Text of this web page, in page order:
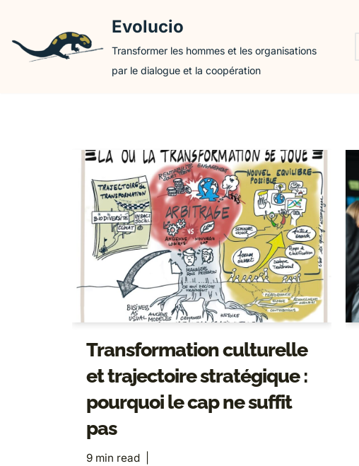
Aller
Evolucio
Transformer les hommes et les organisations
par le dialogue et la coopération
Transformation culturelle
et trajectoire stratégique :
pourquoi le cap ne suffit
pas
9 min read